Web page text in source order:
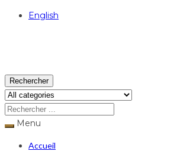
English
Rechercher
Menu
Accueil